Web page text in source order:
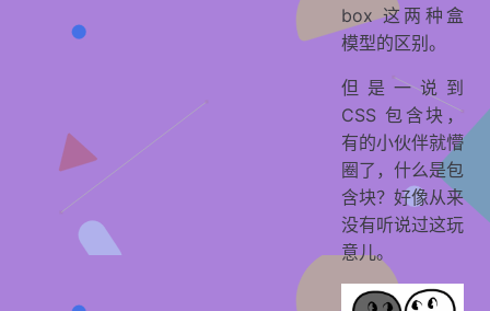
box 这两种盒
模型的区别。
但是一说到
CSS 包含块，
有的小伙伴就懵
圈了，什么是包
含块？好像从来
没有听说过这玩
意儿。